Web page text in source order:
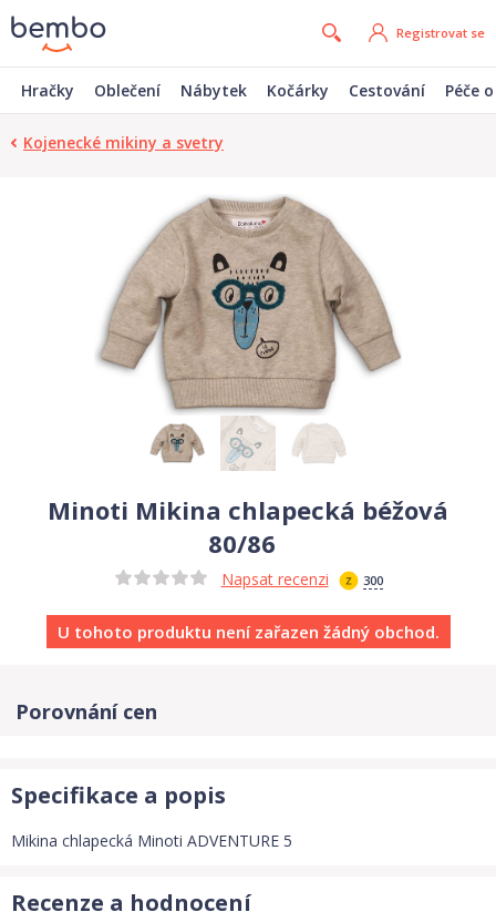
Registrovat se
Hračky Oblečení Nábytek Kočárky Cestování Péče
Kojenecké mikiny a svetry
Minoti Mikina chlapecká béžová
80/86
Napsat recenzi 300
U tohoto produktu není zařazen žádný obchod.
Porovnání cen
Specifikace a popis
Mikina chlapecká Minoti ADVENTURE 5
Recenze a hodnocení